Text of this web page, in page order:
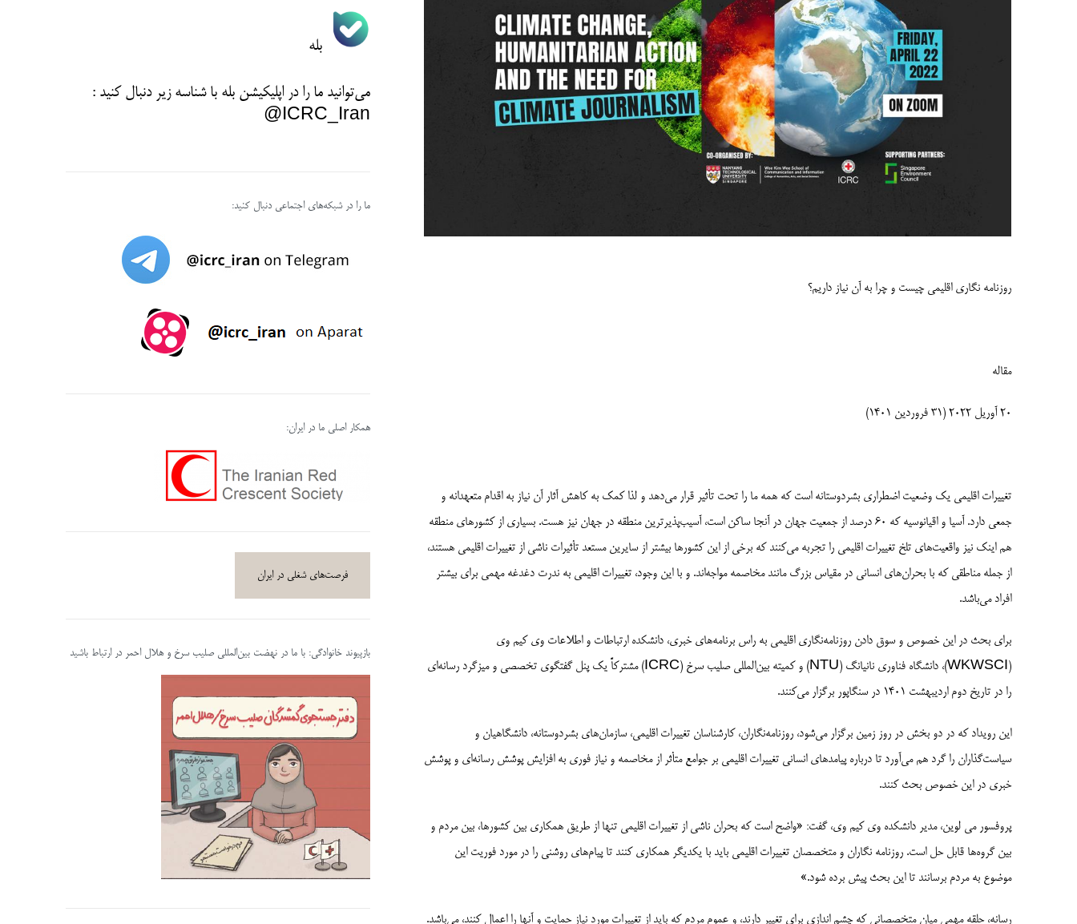
روزنامه نگاری اقلیمی چیست و چرا به آن نیاز داریم؟
مقاله
20 آوریل 2022 (31 فروردین 1401)
تغییرات اقلیمی یک وضعیت اضطراری بشردوستانه است که همه ما را تحت تأثیر قرار می‌­دهد و لذا کمک به کاهش آثار آن نیاز به اقدام متعهدانه و
جمعی دارد. آسیا و اقیانوسیه که 60 درصد از جمعیت جهان در آنجا ساکن است، آسیب­‌پذیرترین منطقه در جهان نیز هست. بسیاری از کشورهای منطقه
هم اینک نیز واقعیت‌های تلخ تغییرات اقلیمی را تجربه می‌کنند که برخی از این کشورها بیشتر از سایرین مستعد تأثیرات ناشی از تغییرات اقلیمی هستند،
از جمله مناطقی که با بحران‌های انسانی در مقیاس بزرگ مانند مخاصمه مواجه­‌اند. و با این وجود، تغییرات اقلیمی به ندرت دغدغه مهمی برای بیشتر
افراد می‌­باشد.
برای بحث در این خصوص و سوق دادن روزنامه‌نگاری اقلیمی به راس برنامه‌های خبری، دانشکده ارتباطات و اطلاعات وی کیم وی
(WKWSCI)، دانشگاه فناوری نانیانگ (NTU) و کمیته بین‌المللی صلیب سرخ (ICRC) مشترکاً یک پنل گفتگوی تخصصی و میزگرد رسانه‌­ای
را در تاریخ دوم اردیبهشت 1401 در سنگاپور برگزار می­‌کنند.
این رویداد که در دو بخش در روز زمین برگزار می‌شود، روزنامه‌نگاران، کارشناسان تغییرات اقلیمی، سازمان‌های بشردوستانه، دانشگاهیان و
سیاست‌گذاران را گرد هم می‌آورد تا درباره پیامدهای انسانی تغییرات اقلیمی بر جوامع متأثر از مخاصمه و نیاز فوری به افزایش پوشش رسانه‌ای و پوشش
خبری در این خصوص بحث کنند.
پروفسور می لوین، مدیر دانشکده وی کیم وی، گفت: «واضح است که بحران ناشی از تغییرات اقلیمی تنها از طریق همکاری بین کشورها، بین مردم و
بین گروه‌­ها قابل حل است. روزنامه نگاران و متخصصان تغییرات اقلیمی باید با یکدیگر همکاری کنند تا پیام‌­های روشنی را در مورد فوریت این
موضوع به مردم برسانند تا این بحث پیش برده شود.»
رسانه، حلقه مهمی میان متخصصانی که چشم اندازی برای تغییر دارند، و عموم مردم که باید از تغییرات مورد نیاز حمایت و آنها را اعمال کنند، می‌­باشد.
بله
می‌توانید ما را در اپلیکیشن بله با شناسه زیردنبال کنید :
ICRC_Iran@
ما را در شبکه‌های اجتماعی دنبال کنید:
همکار اصلی ما در ایران:
فرصت‌های شغلی در ایران
بازپیوند خانوادگی: با ما در نهضت بین‌المللی صلیب سرخ و هلال احمر در ارتباط باشید